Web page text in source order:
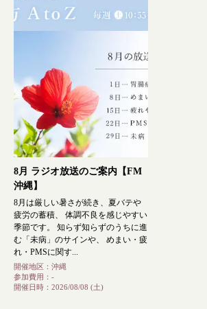
根本から身体を整えるとは
症状別 漢方の教え
店舗を探す
漢方みず堂とは
お知らせ
漢方を知る
採用情報
8月 ラジオ放送のご案内【FM
沖縄】
8月は厳しい暑さが続き、夏バテや
疲労の蓄積、 体調不良を感じやすい
季節です。 知らず知らずのうちに進
む「未病」のサインや、 めまい・疲
れ・PMSに関す...
開催地区： 沖縄
参加費用： -
開催日時： 2026/08/08 (土)